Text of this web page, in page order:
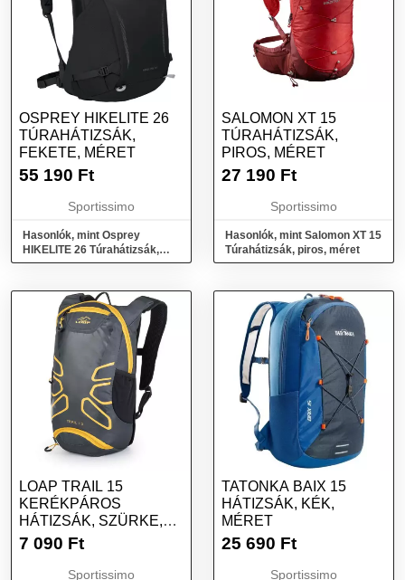
OSPREY HIKELITE 26
TÚRAHÁTIZSÁK,
FEKETE, MÉRET
55 190 Ft
Sportissimo
Hasonlók, mint Osprey
HIKELITE 26 Túrahátizsák,
fekete, méret
SALOMON XT 15
TÚRAHÁTIZSÁK,
PIROS, MÉRET
27 190 Ft
Sportissimo
Hasonlók, mint Salomon XT 15
Túrahátizsák, piros, méret
LOAP TRAIL 15
KERÉKPÁROS
HÁTIZSÁK, SZÜRKE,
MÉRET
7 090 Ft
Sportissimo
TATONKA BAIX 15
HÁTIZSÁK, KÉK,
MÉRET
25 690 Ft
Sportissimo